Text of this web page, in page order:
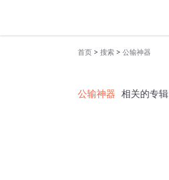
首页 > 搜索 > 公输神器
公输神器 相关的专辑